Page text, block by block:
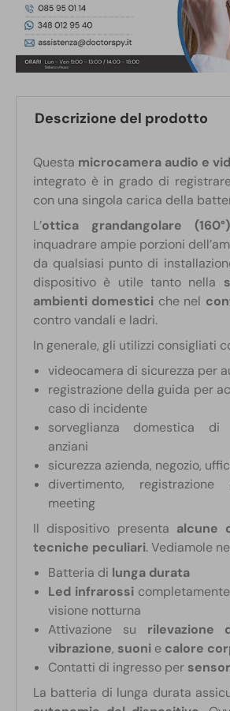
Descrizione del prodotto
Questa microcamera audio e
integrato è in grado di
con una singola carica della
L’ottica grandangolare (160°)
inquadrare ampie porzioni
da qualsiasi punto di
dispositivo è utile tanto nella
ambienti domestici che nel
contro vandali e ladri.
In generale, gli utilizzi consigliati
videocamera di sicurezza per
registrazione della guida per
caso di incidente
sorveglianza domestica di
anziani
sicurezza azienda, negozio,
divertimento,
meeting
Il dispositivo presenta alcune
tecniche peculiari. Vediamole
Batteria di lunga durata
Led infrarossicompletamente
visione notturna
Attivazione su rilevazione
vibrazione, suonie calore
Contatti di ingresso per
La batteria di lunga durata